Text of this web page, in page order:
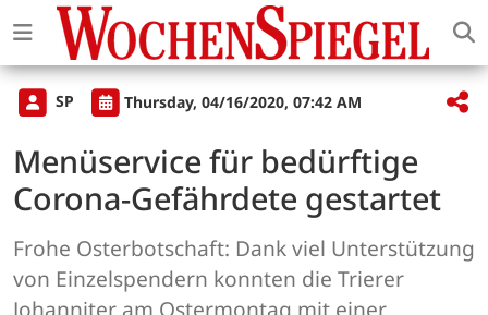
SP Thursday, 04/16/2020, 07:42 AM
Menüservice für bedürftige
Corona-Gefährdete gestartet
Frohe Osterbotschaft: Dank viel Unterstützung
von Einzelspendern konnten die Trierer